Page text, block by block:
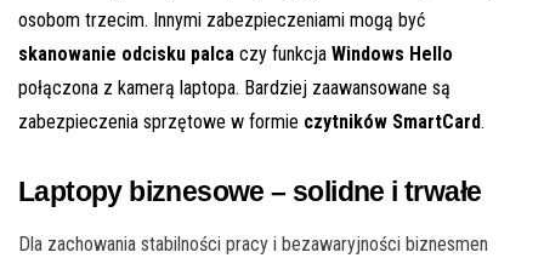
osobom trzecim. Innymi zabezpieczeniami mogą być
skanowanie odcisku palca czy funkcja Windows Hello
połączona z kamerą laptopa. Bardziej zaawansowane są
zabezpieczenia sprzętowe w formie czytników SmartCard.
Laptopy biznesowe – solidne i trwałe
Dla zachowania stabilności pracy i bezawaryjności biznesmen